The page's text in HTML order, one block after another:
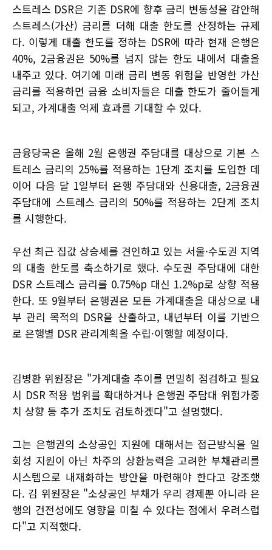
스트레스 DSR은 기존 DSR에 향후 금리 변동성을 감안해
스트레스(가산) 금리를 더해 대출 한도를 산정하는 규제
다. 이렇게 대출 한도를 정하는 DSR에 따라 현재 은행은
40%, 2금융권은 50%를 넘지 않는 한도 내에서 대출을
내주고 있다. 여기에 미래 금리 변동 위험을 반영한 가산
금리를 적용하면 금융 소비자들은 대출 한도가 줄어들게
되고, 가계대출 억제 효과를 기대할 수 있다.
금융당국은 올해 2월 은행권 주담대를 대상으로 기본 스
트레스 금리의 25%를 적용하는 1단계 조치를 도입한 데
이어 다음 달 1일부터 은행 주담대와 신용대출, 2금융권
주담대에 스트레스 금리의 50%를 적용하는 2단계 조치
를 시행한다.
우선 최근 집값 상승세를 견인하고 있는 서울·수도권 지역
의 대출 한도를 축소하기로 했다. 수도권 주담대에 대한
DSR 스트레스 금리를 0.75%p 대신 1.2%p로 상향 적용
한다. 또 9월부터 은행권은 모든 가계대출을 대상으로 내
부 관리 목적의 DSR을 산출하고, 내년부터 이를 기반으
로 은행별 DSR 관리계획을 수립·이행할 예정이다.
김병환 위원장은 "가계대출 추이를 면밀히 점검하고 필요
시 DSR 적용 범위를 확대하거나 은행권 주담대 위험가중
치 상향 등 추가 조치도 검토하겠다"고 설명했다.
그는 은행권의 소상공인 지원에 대해서는 접근방식을 일
회성 지원이 아닌 차주의 상환능력을 고려한 부채관리를
시스템으로 내재화하는 방안을 마련해야 한다고 강조했
다. 김 위원장은 "소상공인 부채가 우리 경제뿐 아니라 은
행의 건전성에도 영향을 미칠 수 있다는 점에서 우려스럽
다"고 지적했다.